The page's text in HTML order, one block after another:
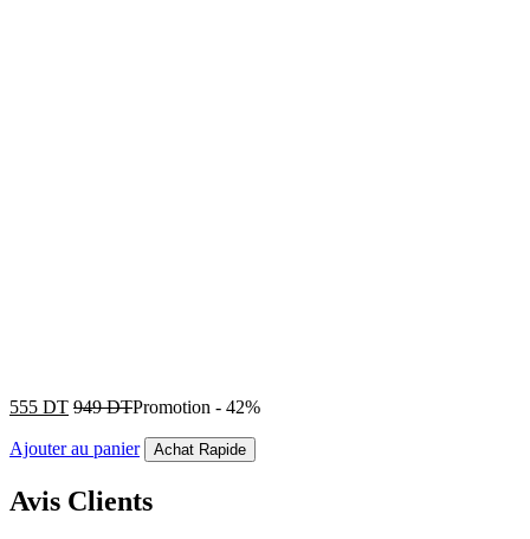
555 DT 949DTPromotion - 42%
Ajouter au panier Achat Rapide
Avis Clients